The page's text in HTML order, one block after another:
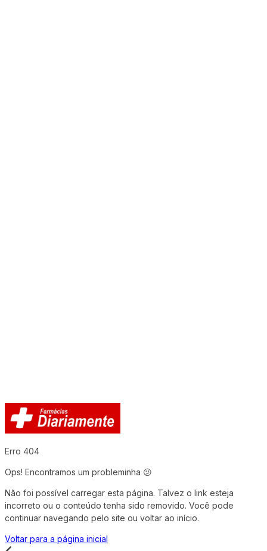
Erro 404
Ops! Encontramos um probleminha 😕
Não foi possível carregar esta página. Talvez o link esteja
incorreto ou o conteúdo tenha sido removido. Você pode
continuar navegando pelo site ou voltar ao início.
Voltar para a página inicial